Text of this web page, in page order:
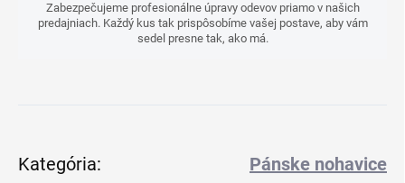
Zabezpečujeme profesionálne úpravy odevov priamo v našich
predajniach. Každý kus tak prispôsobíme vašej postave, aby vám
sedel presne tak, ako má.
Kategória: Pánske nohavice